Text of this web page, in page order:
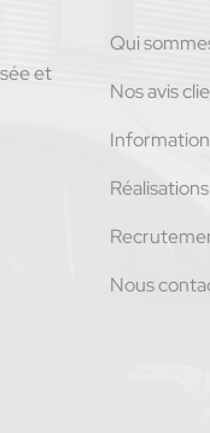
et
Qui
Nos avis
Réalisations
Nous